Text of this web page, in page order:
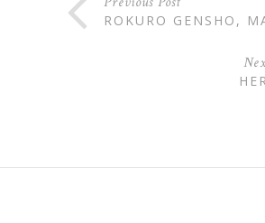
ROKURO GENSHO,